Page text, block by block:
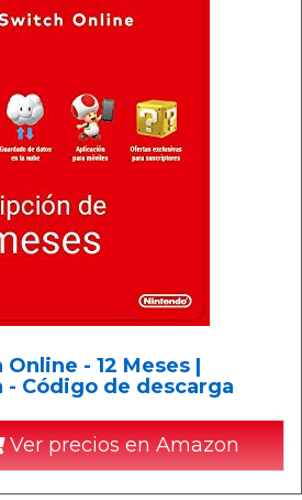
- 12 Meses |
Código de descarga
Ver precios en Amazon